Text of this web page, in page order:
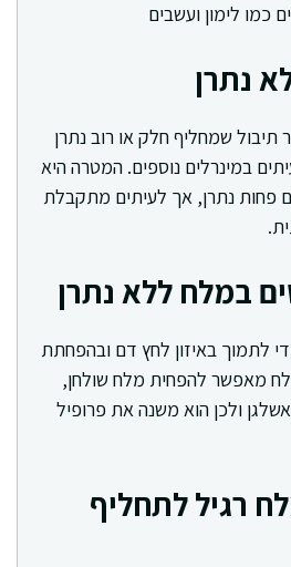
כמו לימון ועשבים
נתרן
תיבול שמחליף חלק או רוב נתרן
במינרלים נוספים. המטרה היא
פחות נתרן, אך לעיתים מתקבלת
במלח ללא נתרן
לתמוך באיזון לחץ דם ובהפחתת
מאפשר להפחית מלח שולחן,
ולכן הוא משנה את פרופיל
רגיל לתחליף